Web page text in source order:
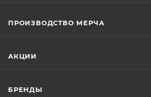
ПРОИЗВОДСТВО МЕРЧА
АКЦИИ
БРЕНДЫ